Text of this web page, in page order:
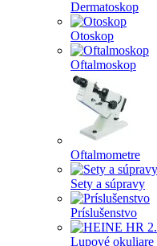
Dermatoskop
Otoskop
Oftalmoskop
Oftalmometre
Sety a súpravy
Príslušenstvo
Lupové okuliare